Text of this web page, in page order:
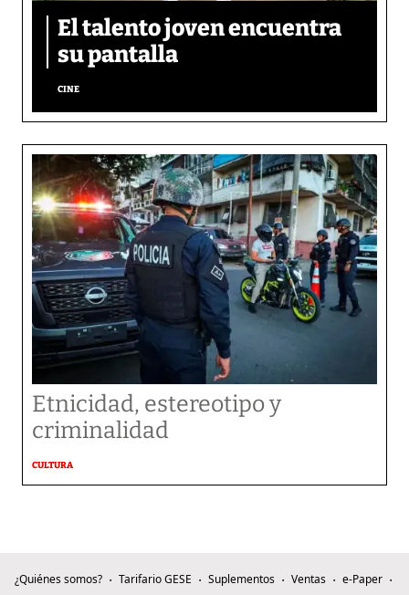
El talento joven encuentra
su pantalla​
CINE
Etnicidad, estereotipo y
criminalidad
CULTURA
¿Quiénes somos? Tarifario GESE Suplementos Ventas
e-Paper